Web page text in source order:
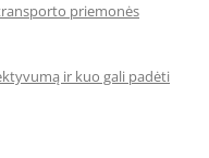
priemonės
ir kuo gali padėti